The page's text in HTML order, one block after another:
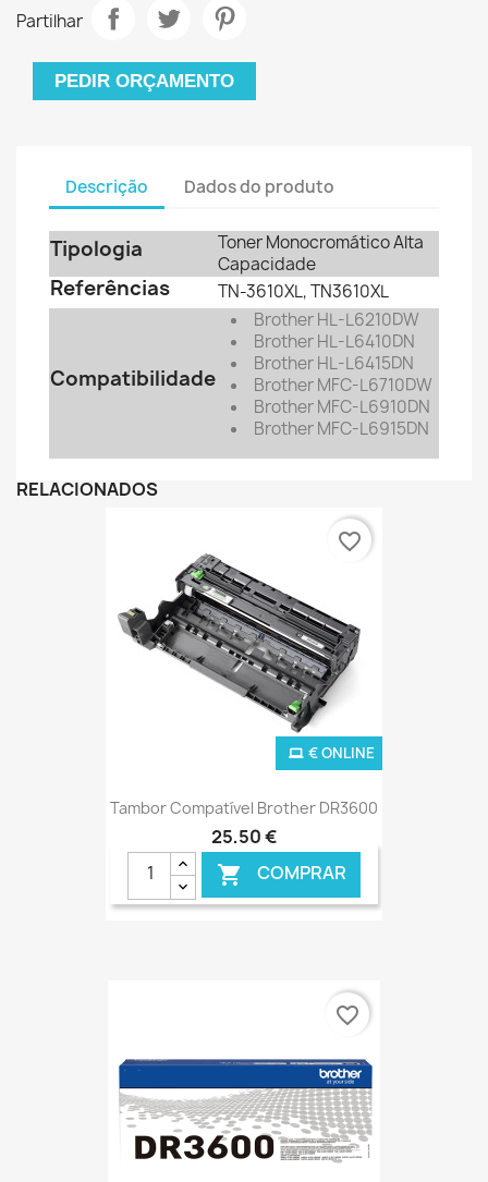
Partilhar
PEDIR ORÇAMENTO
Descrição Dados do produto
Tipologia
Toner Monocromático Alta
Capacidade
Referências TN-3610XL, TN3610XL
Compatibilidade
Brother HL-L6210DW
Brother HL-L6410DN
Brother HL-L6415DN
Brother MFC-L6710DW
Brother MFC-L6910DN
Brother MFC-L6915DN
RELACIONADOS
Tambor Compatível Brother DR3600
25,50 €
 COMPRAR
€ ONLINE
favorite_border
favorite_border